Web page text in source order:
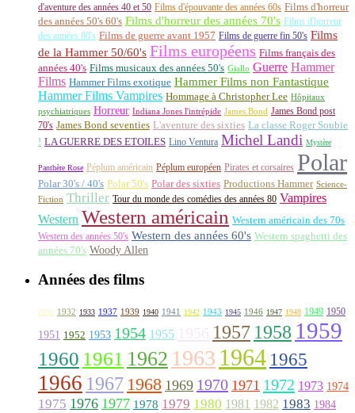
d'aventure des années 40 et 50 Films d'épouvante des années 60s Films d'horreur
des années 50's 60's Films d'horreur des années 70's Films d'horreur
des années 80's Films de guerre avant 1957 Films de guerre fin 50's Films
de la Hammer 50/60's Films européens Films français des
années 40's Films musicaux des années 50's Giallo Guerre Hammer
Films Hammer Films exotique Hammer Films non Fantastique
Hammer Films Vampires Hommage à Christopher Lee Hôpitaux
psychiatriques Horreur Indiana Jones l'intrépide James Bond James Bond post
70's James Bond seventies L'aventure des sixties La classe Roger Soubie
! LA GUERRE DES ETOILES Lino Ventura Michel Landi Mystère
Panthère Rose Péplum américain Péplum européen Pirates et corsaires Polar
Polar 30's / 40's Polar 50's Polar des sixties Productions Hammer Science-
Fiction Thriller Tour du monde des comédies des années 80 Vampires
Western Western américain Western américain des 70s
Western des années 50's Western des années 60's Western spaghetti des
années 70's Woody Allen
Années des films
1930 1932 1933 1937 1939 1940 1941 1942 1943 1945 1946 1947 1948 1949 1950
1951 1952 1953 1954 1955 1957 1958 1959
1960 1961 1962 1963 1964 1965
1966 1967 1968 1969 1970 1971 1972 1973 1974
1975 1976 1977 1978 1979 1980 1981 1982 1983 1984